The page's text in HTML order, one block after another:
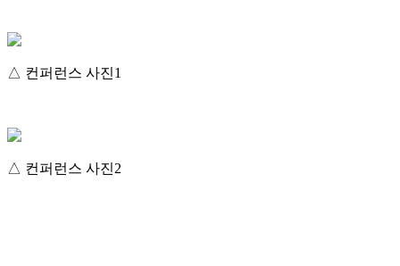
△ 컨퍼런스 사진1
△ 컨퍼런스 사진2